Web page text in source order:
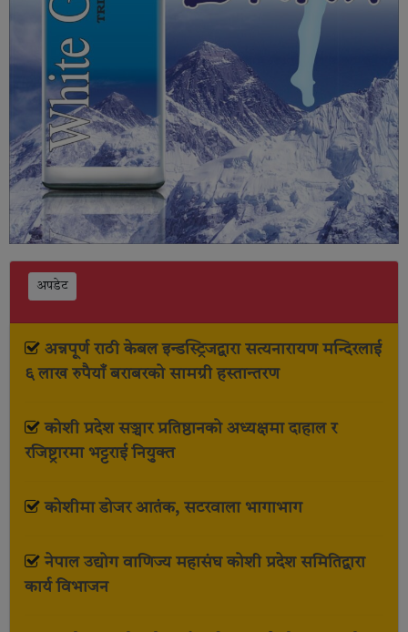
अपडेट
अन्नपूर्ण राठी केबल इन्डस्ट्रिजद्वारा सत्यनारायण मन्दिरलाई
६ लाख रुपैयाँ बराबरको सामग्री हस्तान्तरण
कोशी प्रदेश सञ्चार प्रतिष्ठानको अध्यक्षमा दाहाल र
रजिष्ट्रारमा भट्टराई नियुक्त
कोशीमा डोजर आतंक, सटरवाला भागाभाग
नेपाल उद्योग वाणिज्य महासंघ कोशी प्रदेश समितिद्वारा
कार्य विभाजन